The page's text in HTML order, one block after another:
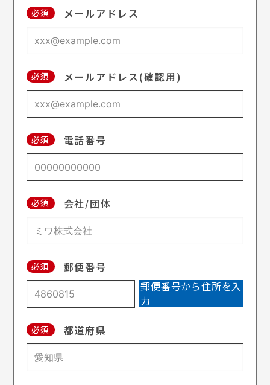
必須 メールアドレス
必須 メールアドレス(確認用)
必須 電話番号
必須 会社/団体
必須
郵便番号
郵便番号から住所を入
力
必須 都道府県